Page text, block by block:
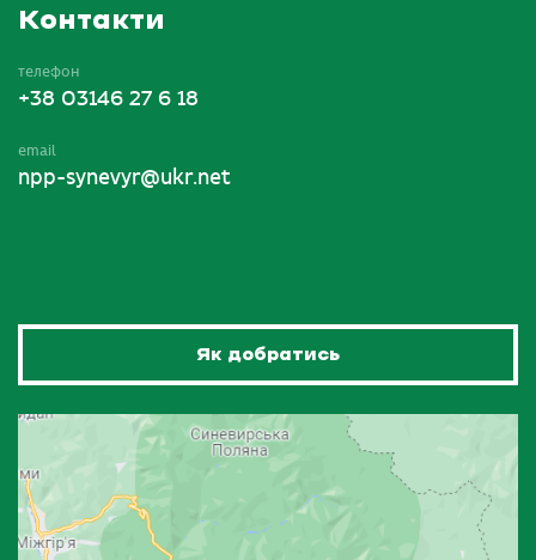
Контакти
телефон
+38 03146 27 6 18
email
npp-synevyr@ukr.net
Як добратись